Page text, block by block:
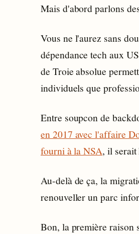
Mais d'abord parlons
Vous ne l'aurez sans
dépendance tech aux
de Troie absolue
individuels que
Entre soupcon de
en 2017 avec l'affaire
fourni à la NSA, il serait
Au-delà de ça, la
renouveller un parc
Bon, la première raison